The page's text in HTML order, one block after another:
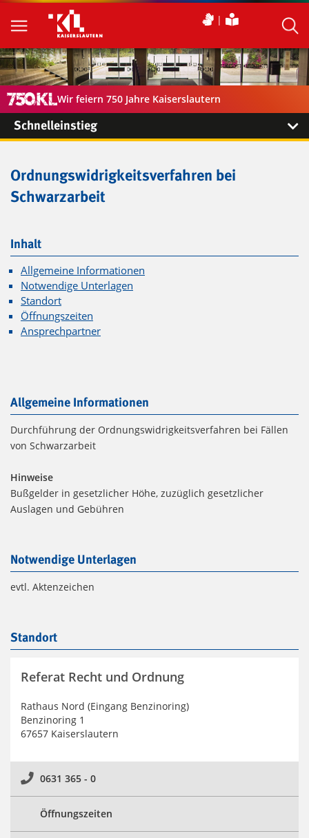
Wir feiern 750 Jahre Kaiserslautern
Schnelleinstieg
Ordnungswidrigkeitsverfahren bei
Schwarzarbeit
Inhalt
Allgemeine Informationen
Notwendige Unterlagen
Standort
Öffnungszeiten
Ansprechpartner
Allgemeine Informationen
Durchführung der Ordnungswidrigkeitsverfahren bei Fällen
von Schwarzarbeit
Hinweise
Bußgelder in gesetzlicher Höhe, zuzüglich gesetzlicher
Auslagen und Gebühren
Notwendige Unterlagen
evtl. Aktenzeichen
Standort
Referat Recht und Ordnung
Rathaus Nord (Eingang Benzinoring)
Benzinoring 1
67657 Kaiserslautern
0631 365 - 0
Öffnungszeiten